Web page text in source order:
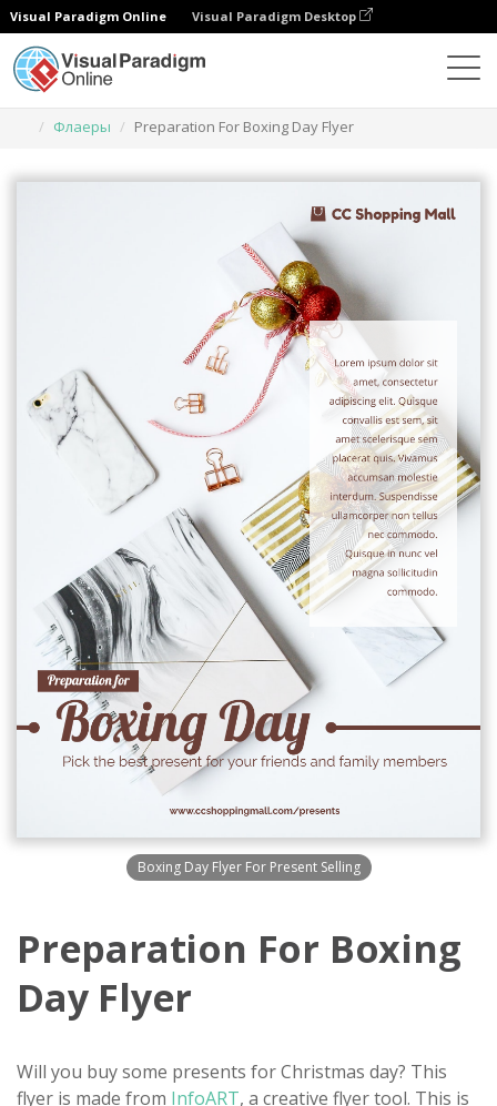
Visual Paradigm Online Visual Paradigm Desktop
Флаеры
Preparation For Boxing Day Flyer
Boxing Day Flyer For Present Selling
Preparation For Boxing
Day Flyer
Will you buy some presents for Christmas day? This
flyer is made from InfoART, a creative flyer tool. This is